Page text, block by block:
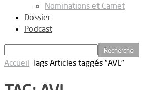
Nominations et Carnet
Dossier
Podcast
Accueil Tags Articles taggés "AVL"